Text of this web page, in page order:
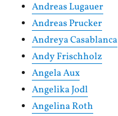
Andreas Lugauer
Andreas Prucker
Andreya Casablanca
Andy Frischholz
Angela Aux
Angelika Jodl
Angelina Roth